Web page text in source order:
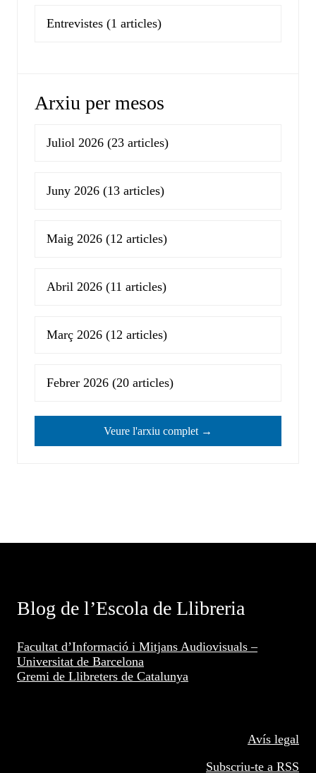
Entrevistes (1 articles)
Arxiu per mesos
Juliol 2026 (23 articles)
Juny 2026 (13 articles)
Maig 2026 (12 articles)
Abril 2026 (11 articles)
Març 2026 (12 articles)
Febrer 2026 (20 articles)
Veure l'arxiu complet →
Blog de l’Escola de Llibreria
Facultat d’Informació i Mitjans Audiovisuals –
Universitat de Barcelona
Gremi de Llibreters de Catalunya
Avís legal
Subscriu-te a RSS